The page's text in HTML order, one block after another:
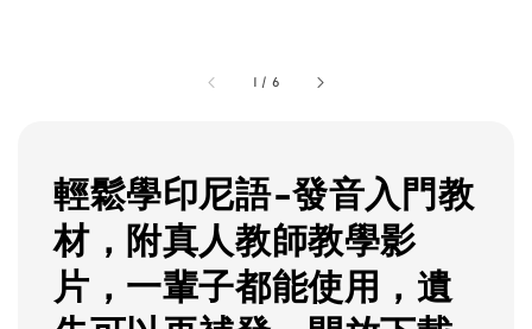
1 / 6
輕鬆學印尼語-發音入門教
材，附真人教師教學影
片，一輩子都能使用，遺